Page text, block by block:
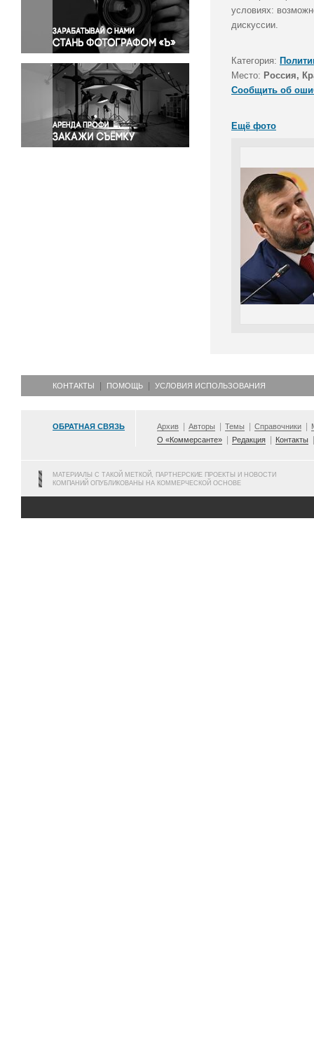
Правосудие
Происшествия и конфликты
Религия
Светская жизнь
Спорт
Экология
Экономика и бизнес
условиях:
дискуссии.
Категория:
Место: Россия,
Сообщить об
Ещё фото
КОНТАКТЫ ПОМОЩЬ УСЛОВИЯ ИСПОЛЬЗОВАНИЯ
ОБРАТНАЯ СВЯЗЬ Архив Авторы Темы Справочники
О «Коммерсанте»
Редакция Контакты
МАТЕРИАЛЫ С ТАКОЙ МЕТКОЙ, ПАРТНЕРСКИЕ ПРОЕКТЫ И НОВОСТИ
КОМПАНИЙ ОПУБЛИКОВАНЫ НА КОММЕРЧЕСКОЙ ОСНОВЕ